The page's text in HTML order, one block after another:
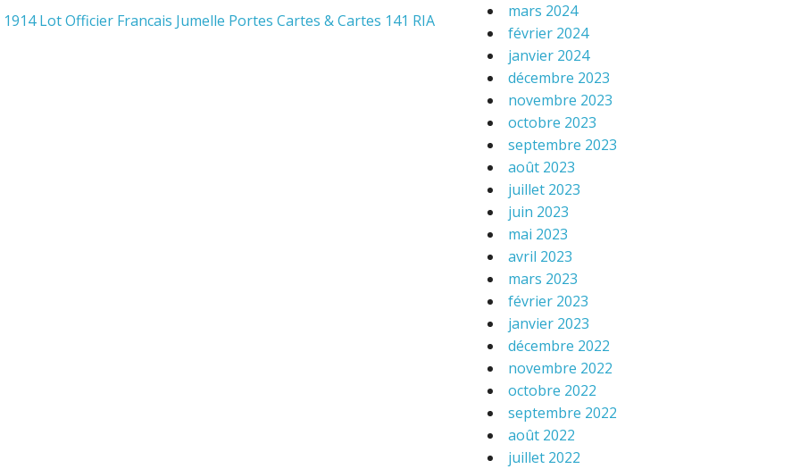
1914 Lot Officier Francais Jumelle Portes Cartes & Cartes 141 RIA
mars 2024
février 2024
janvier 2024
décembre 2023
novembre 2023
octobre 2023
septembre 2023
août 2023
juillet 2023
juin 2023
mai 2023
avril 2023
mars 2023
février 2023
janvier 2023
décembre 2022
novembre 2022
octobre 2022
septembre 2022
août 2022
juillet 2022